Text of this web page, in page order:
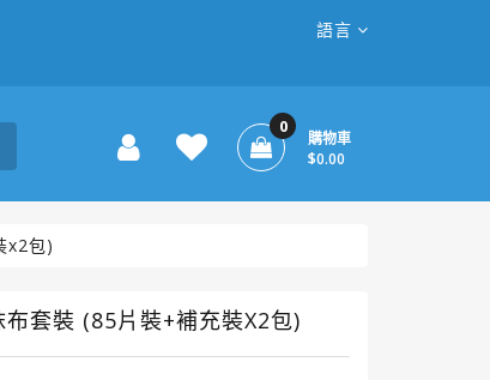
語言
購物車
0
$0.00
x2包)
套裝 (85片裝+補充裝X2包)